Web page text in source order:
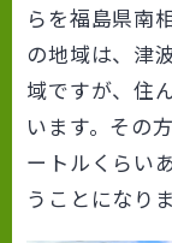
らを福島県南
の地域は、津
域ですが、住
います。その
ートルくらい
うことになり